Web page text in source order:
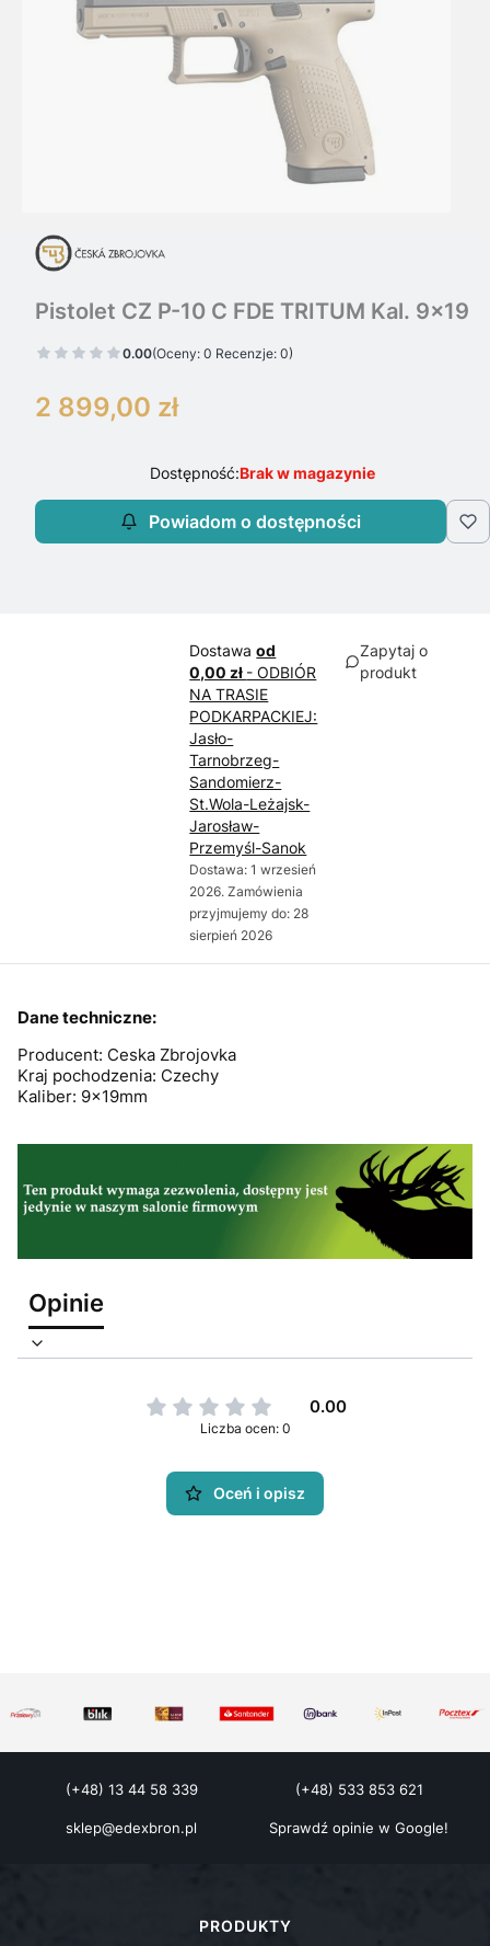
Pistolet CZ P-10 C FDE TRITUM Kal. 9x19
0.00(Oceny: 0 Recenzje: 0)
Cena
2 899,00 zł
Dostępność:Brak w magazynie
Powiadom o dostępności
Dostawaod
0,00 zł - ODBIÓR
NA TRASIE
PODKARPACKIEJ:
Jasło-
Tarnobrzeg-
Sandomierz-
St.Wola-Leżajsk-
Jarosław-
Przemyśl-Sanok
Dostawa: 1 wrzesień
2026. Zamówienia
przyjmujemy do: 28
sierpień 2026
Zapytaj o
produkt
Dane techniczne:
Producent: Ceska Zbrojovka
Kraj pochodzenia: Czechy
Kaliber: 9x19mm
Opinie
0.00
Liczba ocen: 0
Oceń i opisz
(+48) 13 44 58 339 (+48) 533 853 621
sklep@edexbron.pl Sprawdź opinie w Google!
Linki w stopcePRODUKTY